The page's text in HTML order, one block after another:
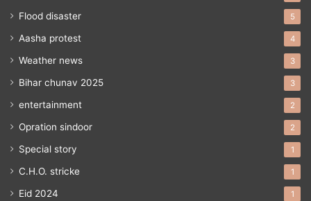
Flood disaster 5
Aasha protest 4
Weather news 3
Bihar chunav 2025 3
entertainment 2
Opration sindoor 2
Special story 1
C.H.O. stricke 1
Eid 2024 1